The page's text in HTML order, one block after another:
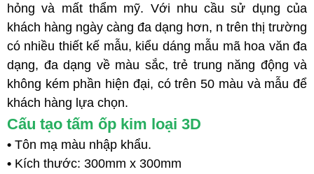
hỏng và mất thẩm mỹ. Với nhu cầu sử dụng của
khách hàng ngày càng đa dạng hơn, n trên thị trường
có nhiều thiết kế mẫu, kiểu dáng mẫu mã hoa văn đa
dạng, đa dạng về màu sắc, trẻ trung năng động và
không kém phần hiện đại, có trên 50 màu và mẫu để
khách hàng lựa chọn.
Cấu tạo tấm ốp kim loại 3D
• Tôn mạ màu nhập khẩu.
• Kích thước: 300mm x 300mm